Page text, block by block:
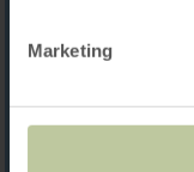
Marketing